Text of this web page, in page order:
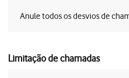
Anule todos os desvios de
Limitação de chamadas